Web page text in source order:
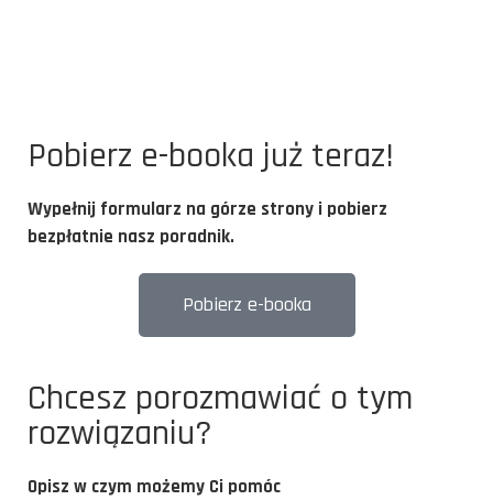
Pobierz e-booka już teraz!
Wypełnij formularz na górze strony i pobierz
bezpłatnie nasz poradnik.
Pobierz e-booka
Chcesz porozmawiać o tym
rozwiązaniu?
Opisz w czym możemy Ci pomóc